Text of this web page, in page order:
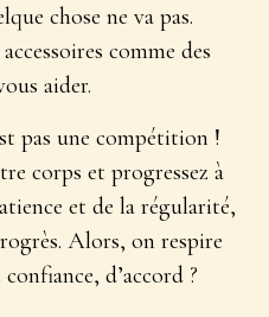
chose ne va pas.
accessoires comme des
aider.
pas une compétition !
corps et progressez à
et de la régularité,
Alors, on respire
d’accord ?